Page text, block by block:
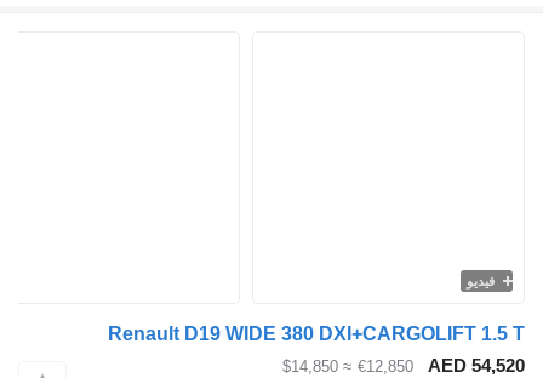
فيديو
Renault D19 WIDE 380 DXI+CARGOLIFT 1.5 T
AED 54,520
€12,850
≈ $14,850